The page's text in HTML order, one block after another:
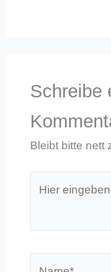
Schreibe
Bleibt bitte nett
eingeben…